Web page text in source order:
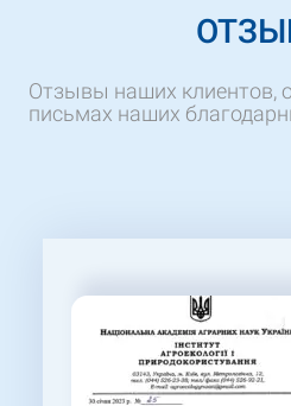
Отзывы наших клиентов,
письмах наших